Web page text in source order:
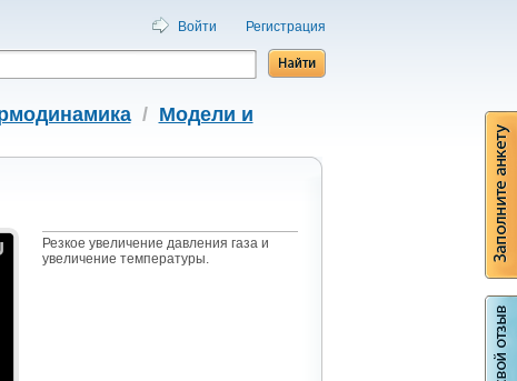
Войти Регистрация
/ Модели и
Резкое увеличение давления газа и
увеличение температуры.